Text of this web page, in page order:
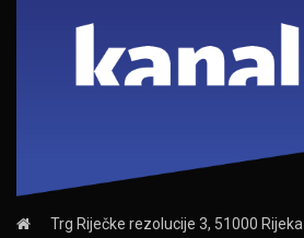
Trg Riječke rezolucije 3, 51000 Rijeka